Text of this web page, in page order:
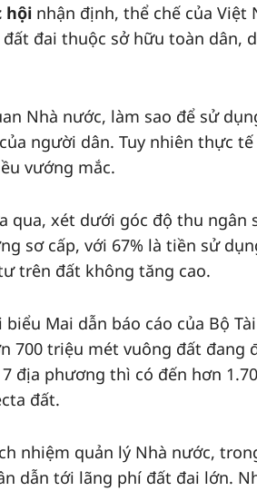
hội nhận định, thể chế của Việt
đai thuộc sở hữu toàn dân,
Nhà nước, làm sao để sử
người dân. Tuy nhiên thực
vướng mắc.
qua, xét dưới góc độ thu ngân
sơ cấp, với 67% là tiền sử
trên đất không tăng cao.
Mai dẫn báo cáo của Bộ Tài
700 triệu mét vuông đất đang
địa phương thì có đến hơn
đất.
nhiệm quản lý Nhà nước,
dẫn tới lãng phí đất đai lớn.